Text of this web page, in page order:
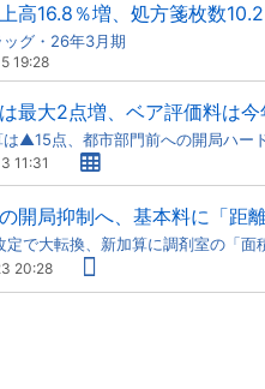
高16.8％増、処方箋枚数
グ・26年3月期
19:28
最大2点増、ベア評価料は
は▲15点、都市部門前への開局ハー
11:31
開局抑制へ、基本料に「距離
定で大転換、新加算に調剤室の「面
20:28